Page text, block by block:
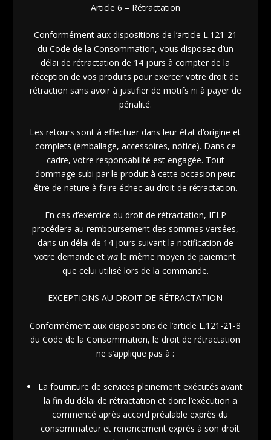
Article 6 – Rétractation
Conformément aux dispositions de l’article L.121-21
du Code de la Consommation, vous disposez d’un
délai de rétractation de 14 jours à compter de la
réception de vos produits pour exercer votre droit de
rétraction sans avoir à justifier de motifs ni à payer de
pénalité.
Les retours sont à effectuer dans leur état d’origine et
complets (emballage, accessoires, notice). Dans ce
cadre, votre responsabilité est engagée. Tout
dommage subi par le produit à cette occasion peut
être de nature à faire échec au droit de rétractation.
En cas d’exercice du droit de rétractation, IELP
procédera au remboursement des sommes versées,
dans un délai de 14 jours suivant la notification de
votre demande etvia le même moyen de paiement
que celui utilisé lors de la commande.
EXCEPTIONS AU DROIT DE RÉTRACTATION
Conformément aux dispositions de l’article L.121-21-8
du Code de la Consommation, le droit de rétractation
ne s’applique pas à :
La fourniture de services pleinement exécutés avant
la fin du délai de rétractation et dont l’exécution a
commencé après accord préalable exprès du
consommateur et renoncement exprès à son droit